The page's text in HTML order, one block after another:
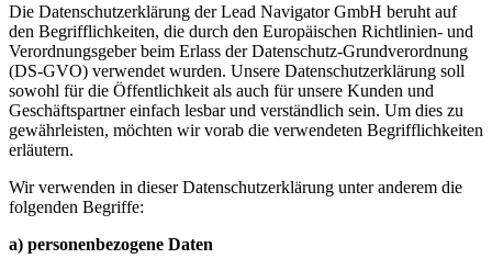
Die Datenschutzerklärung der Lead Navigator GmbH beruht auf
den Begrifflichkeiten, die durch den Europäischen Richtlinien- und
Verordnungsgeber beim Erlass der Datenschutz-Grundverordnung
(DS-GVO) verwendet wurden. Unsere Datenschutzerklärung soll
sowohl für die Öffentlichkeit als auch für unsere Kunden und
Geschäftspartner einfach lesbar und verständlich sein. Um dies zu
gewährleisten, möchten wir vorab die verwendeten Begrifflichkeiten
erläutern.
Wir verwenden in dieser Datenschutzerklärung unter anderem die
folgenden Begriffe:
a) personenbezogene Daten